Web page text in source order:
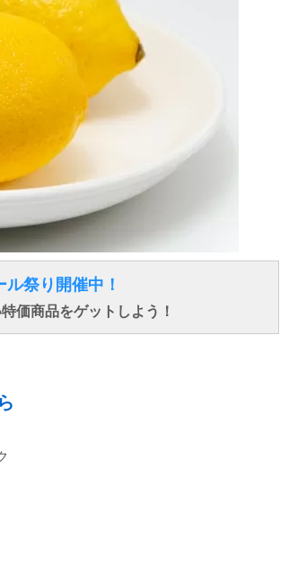
祭り開催中！
価商品をゲットしよう！